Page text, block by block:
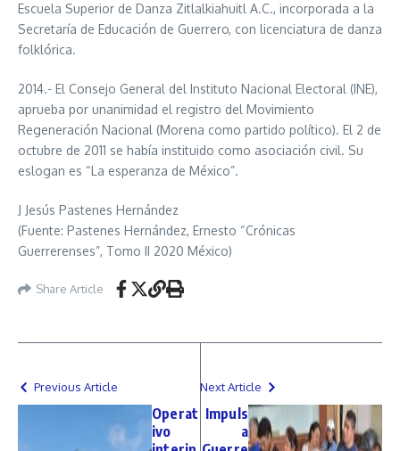
Escuela Superior de Danza Zitlalkiahuitl A.C., incorporada a la
Secretaría de Educación de Guerrero, con licenciatura de danza
folklórica.
2014.- El Consejo General del Instituto Nacional Electoral (INE),
aprueba por unanimidad el registro del Movimiento
Regeneración Nacional (Morena como partido político). El 2 de
octubre de 2011 se había instituido como asociación civil. Su
eslogan es “La esperanza de México”.
J Jesús Pastenes Hernández
(Fuente: Pastenes Hernández, Ernesto “Crónicas
Guerrerenses”, Tomo II 2020 México)
Share Article
Previous Article
Operat
ivo
Next Article
Impuls
a